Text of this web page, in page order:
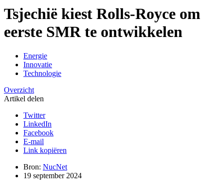
Tsjechië kiest Rolls-Royce om
eerste SMR te ontwikkelen
Energie
Innovatie
Technologie
Overzicht
Artikel delen
Twitter
LinkedIn
Facebook
E-mail
Link kopiëren
Bron: NucNet
19 september 2024